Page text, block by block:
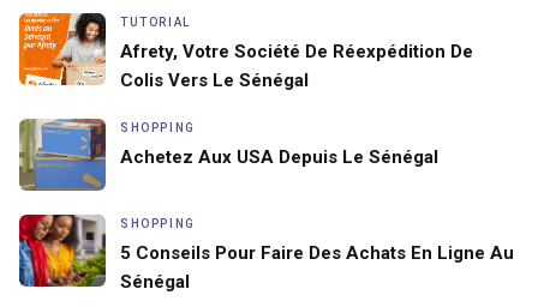
TUTORIAL
Afrety, Votre Société De Réexpédition De
Colis Vers Le Sénégal
SHOPPING
Achetez Aux USA Depuis Le Sénégal
SHOPPING
5 Conseils Pour Faire Des Achats En Ligne Au
Sénégal